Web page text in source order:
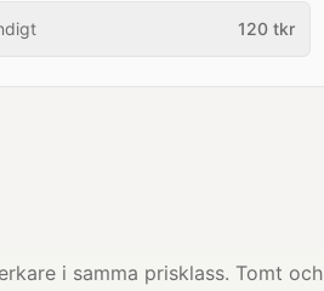
120tkr
i samma prisklass. Tomt och